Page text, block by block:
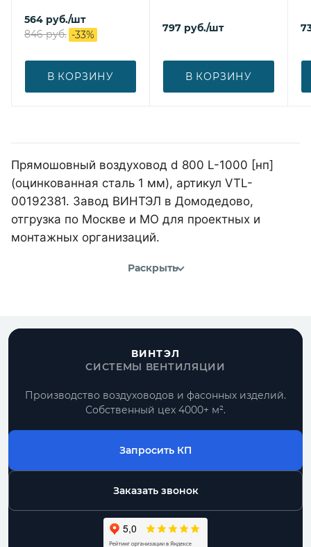
564 руб./шт
846руб. -33%
В КОРЗИНУ
797 руб./шт
В КОРЗИНУ
Прямошовный воздуховод d 800 L-1000 [нп]
(оцинкованная сталь 1 мм), артикул VTL-
00192381. Завод ВИНТЭЛ в Домодедово,
отгрузка по Москве и МО для проектных и
монтажных организаций.
Раскрыть
ВИНТЭЛ
СИСТЕМЫ ВЕНТИЛЯЦИИ
Производство воздуховодов и фасонных изделий.
Собственный цех 4000+ м².
Запросить КП
Заказать звонок